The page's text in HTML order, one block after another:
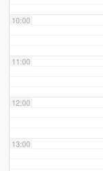
10:00
11:00
12:00
13:00